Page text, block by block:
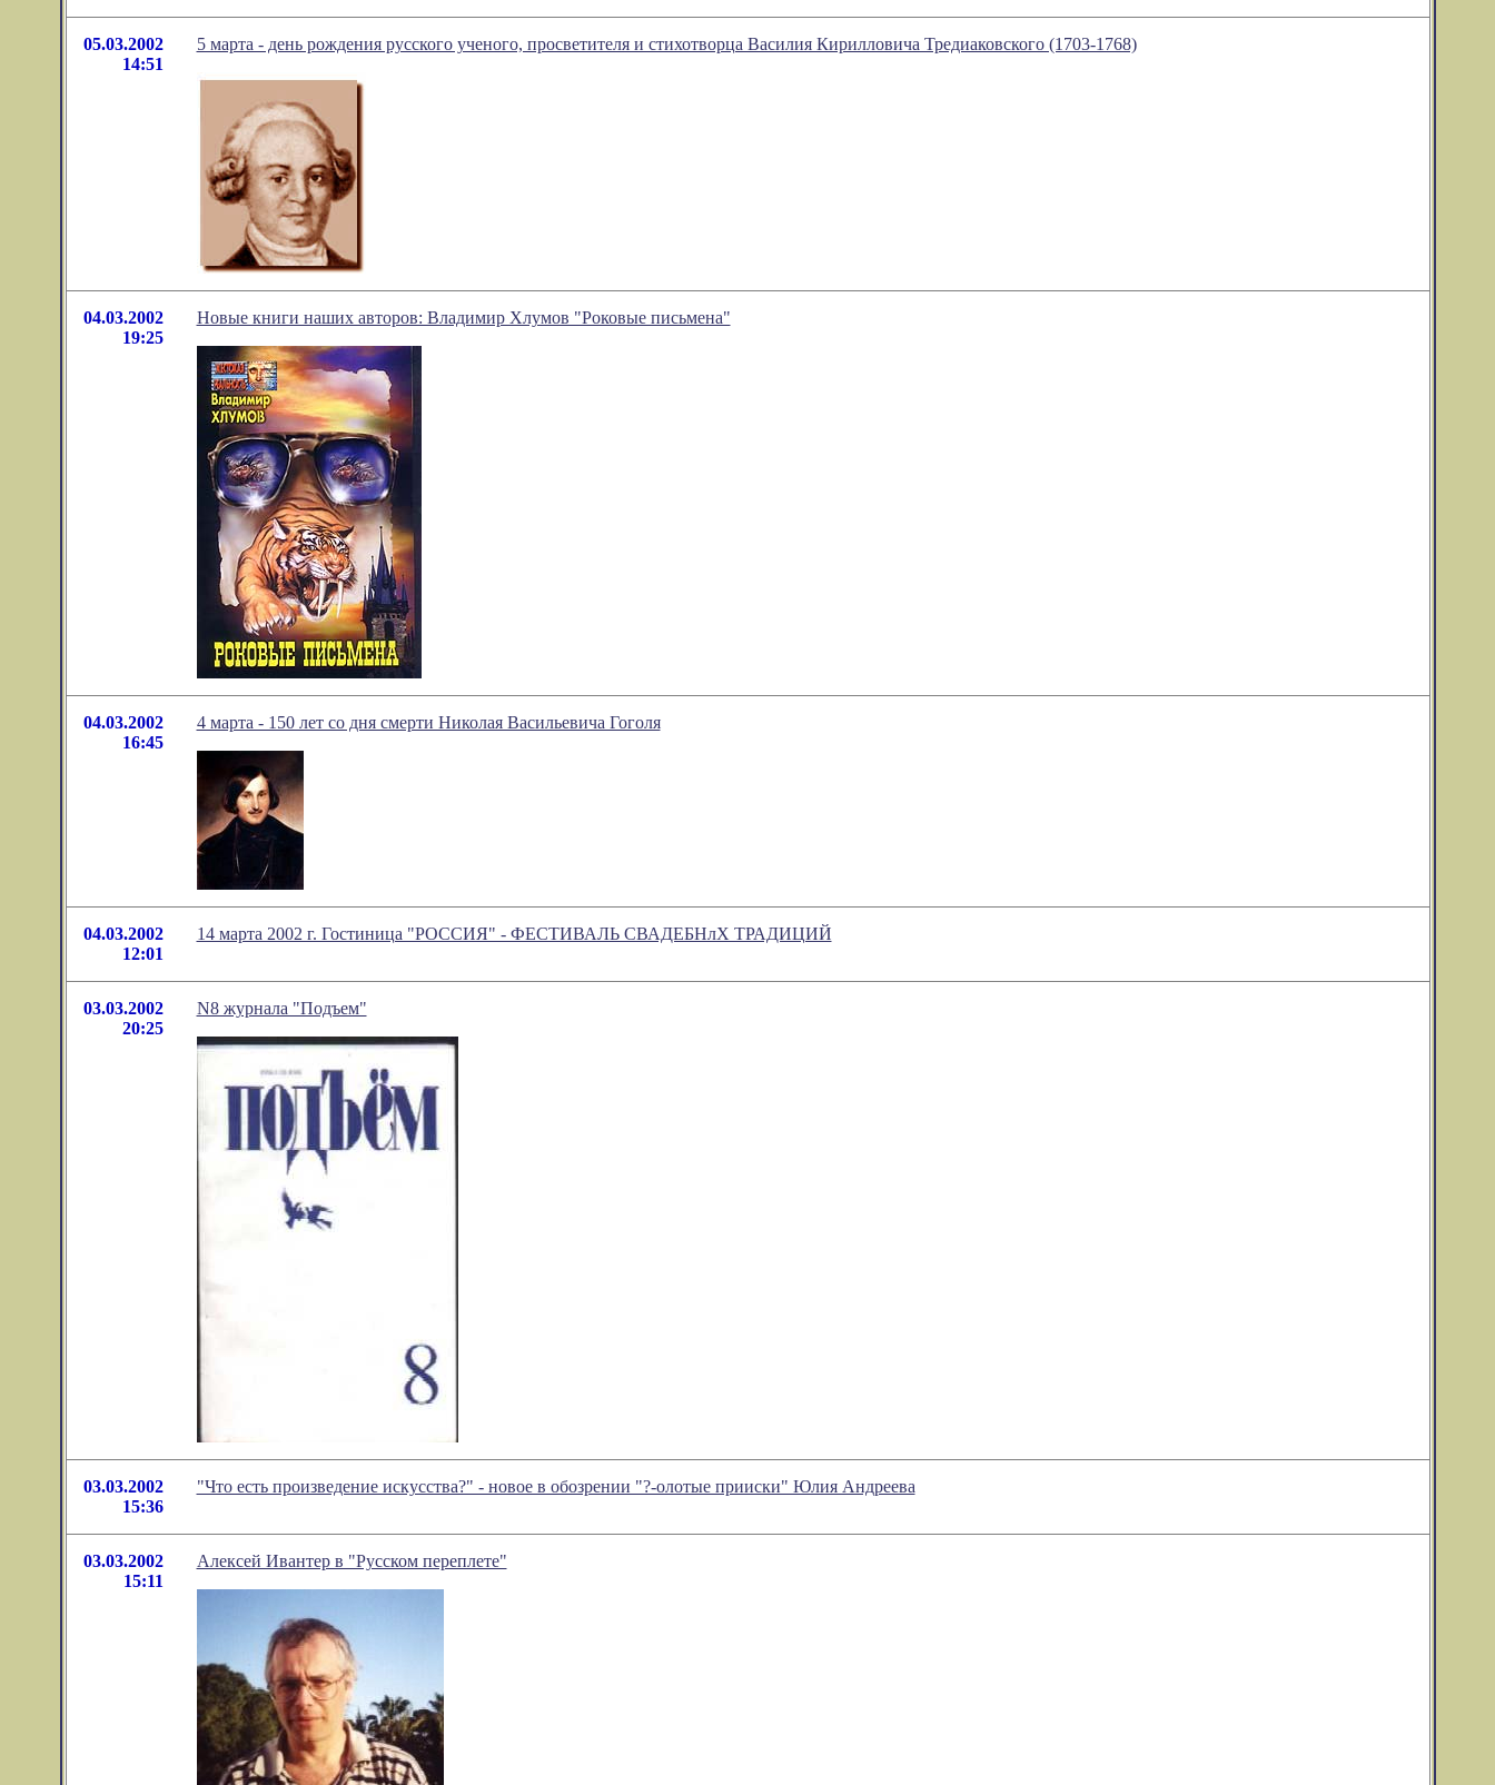
05.03.2002
14:51
5 марта - день рождения русского ученого, просветителя и стихотворца Василия Кирилловича Тредиаковского (1703-1768)
04.03.2002
19:25
Новые книги наших авторов: Владимир Хлумов "Роковые письмена"
04.03.2002
16:45
4 марта - 150 лет со дня смерти Николая Васильевича Гоголя
04.03.2002
12:01
14 марта 2002 г. Гостиница "РОССИЯ" - ФЕСТИВАЛЬ СВАДЕБНлХ ТРАДИЦИЙ
03.03.2002
20:25
N8 журнала "Подъем"
03.03.2002
15:36
"Что есть произведение искусства?" - новое в обозрении "?-олотые прииски" Юлия Андреева
03.03.2002
15:11
Алексей Ивантер в "Русском переплете"